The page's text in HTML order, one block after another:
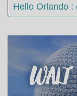
Hello Orlando :